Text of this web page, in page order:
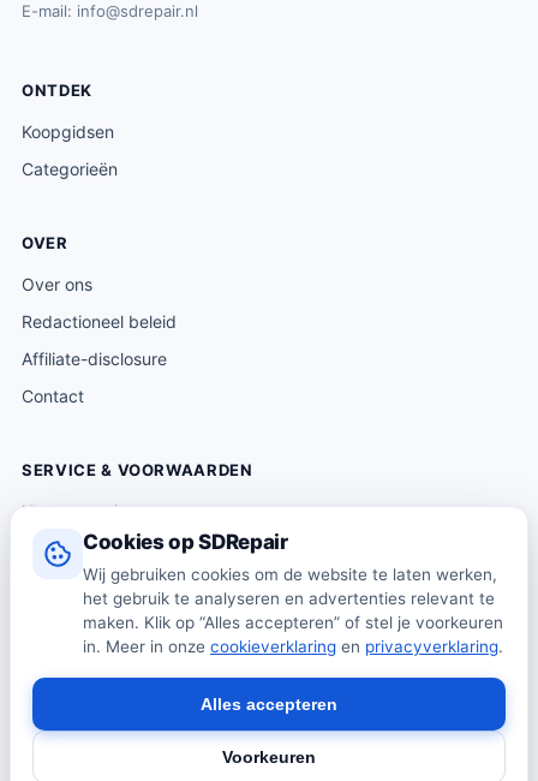
Cookies op SDRepair
Wij gebruiken cookies om de website te laten werken,
het gebruik te analyseren en advertenties relevant te
maken. Klik op “Alles accepteren” of stel je voorkeuren
in. Meer in onze cookieverklaring en privacyverklaring.
Voorkeuren
Alles accepteren
E-mail: info@sdrepair.nl
ONTDEK
Koopgidsen
Categorieën
OVER
Over ons
Redactioneel beleid
Affiliate-disclosure
Contact
SERVICE & VOORWAARDEN
Klantenservice
Verzending & levering
Retourneren
Algemene voorwaarden